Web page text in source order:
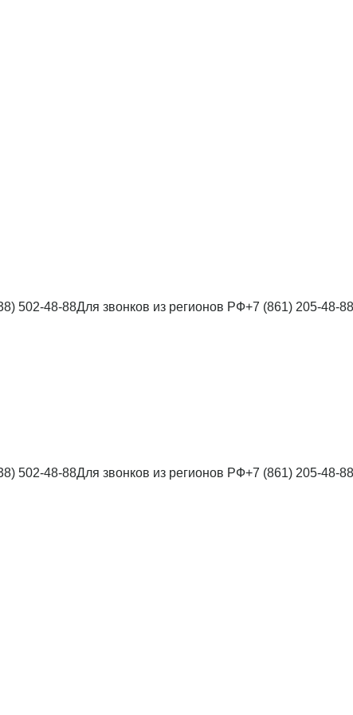
502-48-88Для звонков из регионов РФ+7 (861) 205-48-88
502-48-88Для звонков из регионов РФ+7 (861) 205-48-88